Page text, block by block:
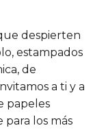
despierten
estampados
de
a ti y a
papeles
para los más